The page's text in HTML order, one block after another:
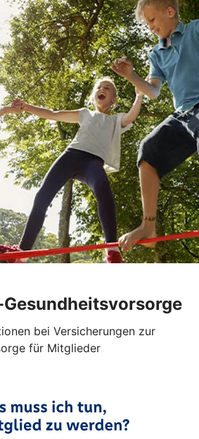
bei Versicherungen zur
für Mitglieder